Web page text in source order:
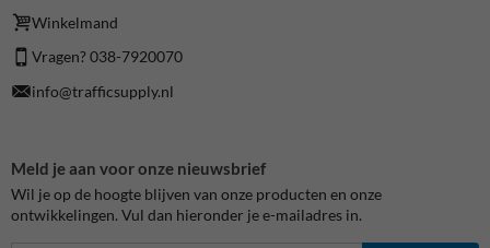
Winkelmand
Vragen? 038-7920070
info@trafficsupply.nl
Meld je aan voor onze nieuwsbrief
Wil je op de hoogte blijven van onze producten en onze
ontwikkelingen. Vul dan hieronder je e-mailadres in.